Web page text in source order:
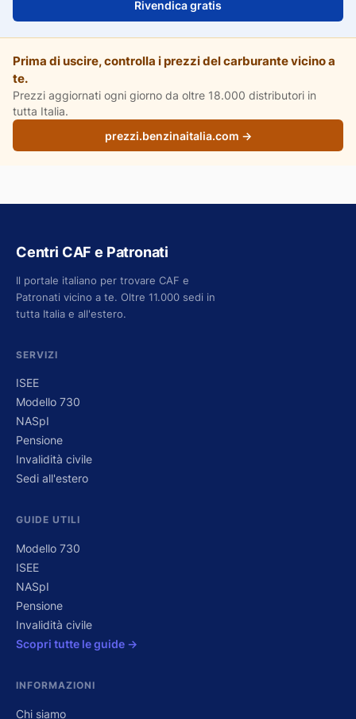
Rivendica gratis
Prima di uscire, controlla i prezzi del carburante vicino a
te.
Prezzi aggiornati ogni giorno da oltre 18.000 distributori in
tutta Italia.
prezzi.benzinaitalia.com →
Centri CAF e Patronati
Il portale italiano per trovare CAF e
Patronati vicino a te. Oltre 11.000 sedi in
tutta Italia e all'estero.
SERVIZI
ISEE
Modello 730
NASpI
Pensione
Invalidità civile
Sedi all'estero
GUIDE UTILI
Modello 730
ISEE
NASpI
Pensione
Invalidità civile
Scopri tutte le guide →
INFORMAZIONI
Chi siamo